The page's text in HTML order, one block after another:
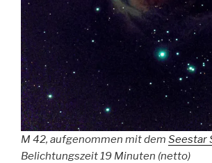
M 42, aufgenommen mit dem Seestar
Belichtungszeit 19 Minuten (netto)